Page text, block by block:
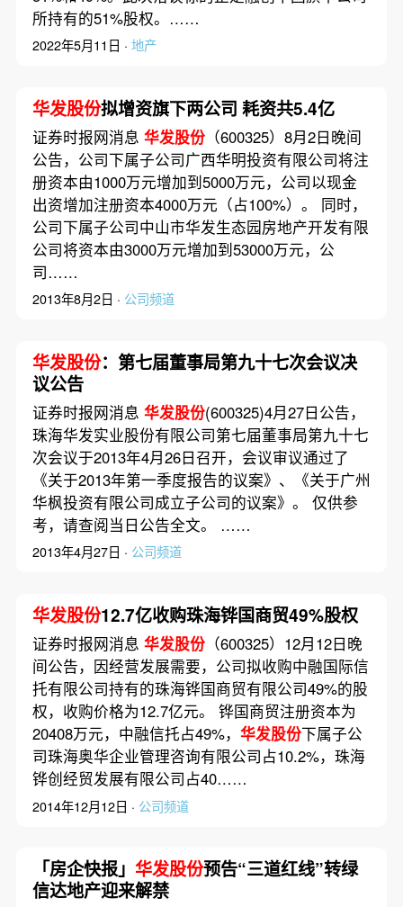
所持有的51%股权。……
2022年5月11日 · 地产
华发股份拟增资旗下两公司 耗资共5.4亿
证券时报网消息 华发股份（600325）8月2日晚间
公告，公司下属子公司广西华明投资有限公司将注
册资本由1000万元增加到5000万元，公司以现金
出资增加注册资本4000万元（占100%）。 同时，
公司下属子公司中山市华发生态园房地产开发有限
公司将资本由3000万元增加到53000万元，公
司……
2013年8月2日 · 公司频道
华发股份：第七届董事局第九十七次会议决
议公告
证券时报网消息 华发股份(600325)4月27日公告，
珠海华发实业股份有限公司第七届董事局第九十七
次会议于2013年4月26日召开，会议审议通过了
《关于2013年第一季度报告的议案》、《关于广州
华枫投资有限公司成立子公司的议案》。 仅供参
考，请查阅当日公告全文。 ……
2013年4月27日 · 公司频道
华发股份12.7亿收购珠海铧国商贸49%股权
证券时报网消息 华发股份（600325）12月12日晚
间公告，因经营发展需要，公司拟收购中融国际信
托有限公司持有的珠海铧国商贸有限公司49%的股
权，收购价格为12.7亿元。 铧国商贸注册资本为
20408万元，中融信托占49%， 华发股份下属子公
司珠海奥华企业管理咨询有限公司占10.2%，珠海
铧创经贸发展有限公司占40……
2014年12月12日 · 公司频道
「房企快报」 华发股份预告“三道红线”转绿
信达地产迎来解禁